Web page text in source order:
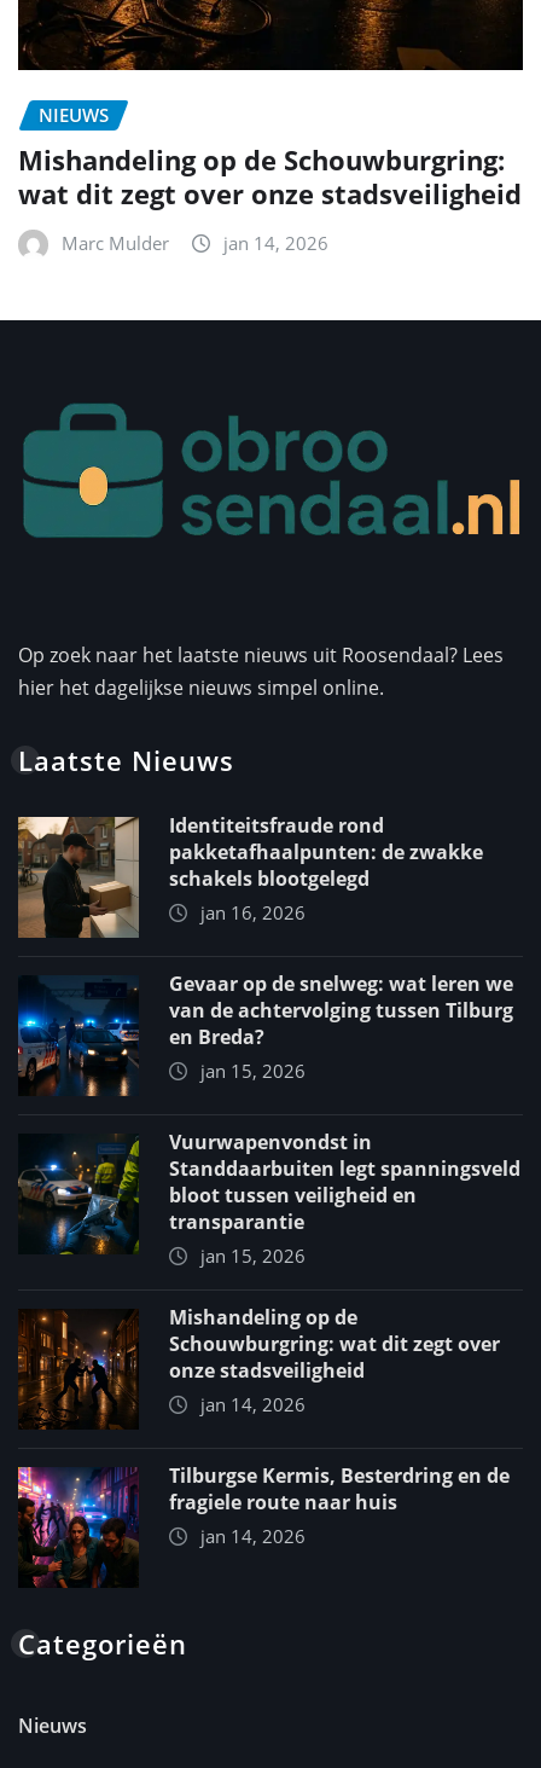
NIEUWS
Mishandeling op de Schouwburgring:
wat dit zegt over onze stadsveiligheid
Marc Mulder jan 14, 2026
Op zoek naar het laatste nieuws uit Roosendaal? Lees
hier het dagelijkse nieuws simpel online.
Laatste Nieuws
Identiteitsfraude rond
pakketafhaalpunten: de zwakke
schakels blootgelegd
jan 16, 2026
Gevaar op de snelweg: wat leren we
van de achtervolging tussen Tilburg
en Breda?
jan 15, 2026
Vuurwapenvondst in
Standdaarbuiten legt spanningsveld
bloot tussen veiligheid en
transparantie
jan 15, 2026
Mishandeling op de
Schouwburgring: wat dit zegt over
onze stadsveiligheid
jan 14, 2026
Tilburgse Kermis, Besterdring en de
fragiele route naar huis
jan 14, 2026
Categorieën
Nieuws